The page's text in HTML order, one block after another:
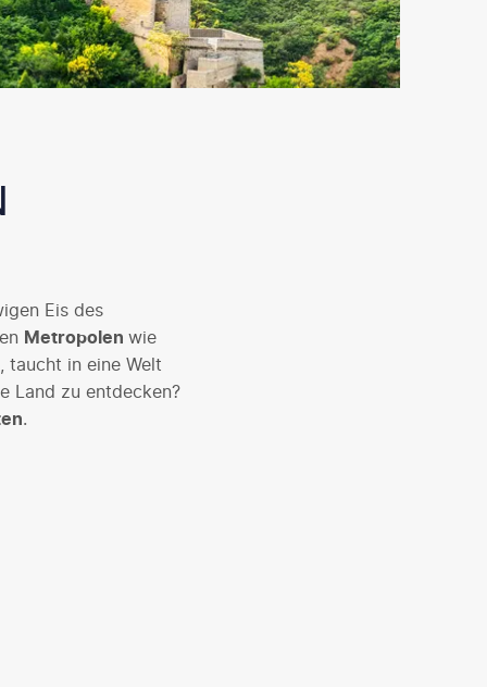
Eis des
Metropolen wie
taucht in eine Welt
Land zu entdecken?
.